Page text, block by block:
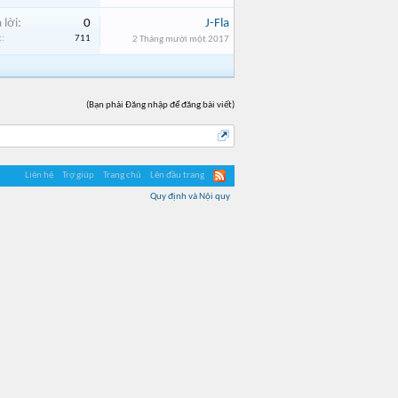
lời: 0
711
J-Fla
2 Tháng mười một 2017
(Bạn phải Đăng nhập để đăng bài viết)
Liên hệ Trợ giúp Trang chủ Lên đầu trang
Quy định và Nội quy